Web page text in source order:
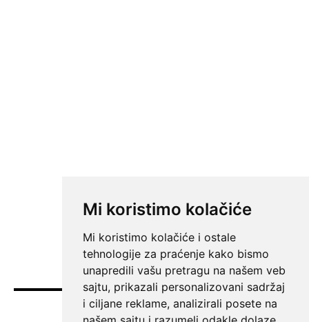
Mi koristimo kolačiće
Mi koristimo kolačiće i ostale
tehnologije za praćenje kako bismo
unapredili vašu pretragu na našem veb
sajtu, prikazali personalizovani sadržaj
i ciljane reklame, analizirali posete na
Vesti